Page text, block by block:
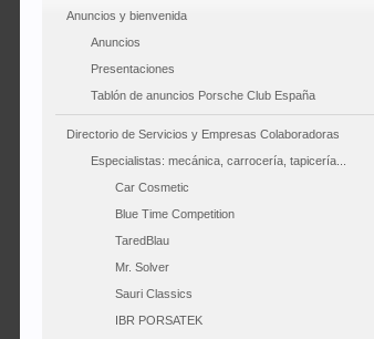
Anuncios y bienvenida
Anuncios
Presentaciones
Tablón de anuncios Porsche Club España
Directorio de Servicios y Empresas Colaboradoras
Especialistas: mecánica, carrocería, tapicería...
Car Cosmetic
Blue Time Competition
TaredBlau
Mr. Solver
Sauri Classics
IBR PORSATEK